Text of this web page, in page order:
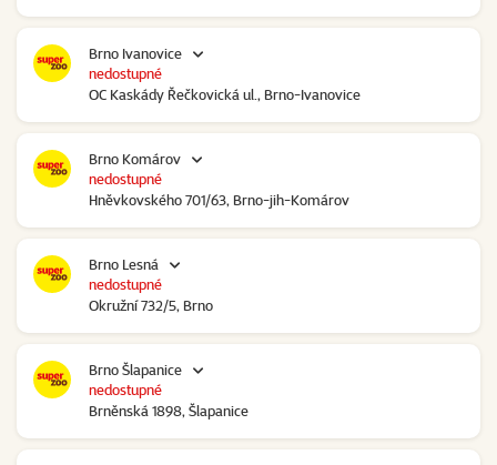
Brno Ivanovice
OC Kaskády Řečkovická ul., Brno-Ivanovice
nedostupné
Brno Komárov
Hněvkovského 701/63, Brno-jih-Komárov
nedostupné
Brno Lesná
Okružní 732/5, Brno
nedostupné
Brno Šlapanice
Brněnská 1898, Šlapanice
nedostupné